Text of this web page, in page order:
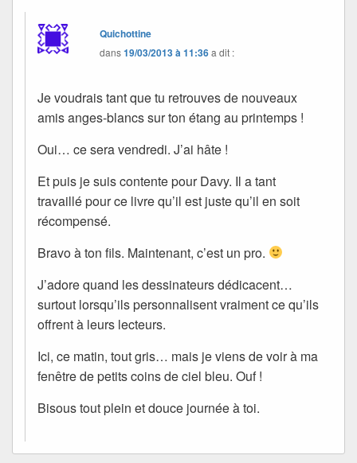
Quichottine
dans19/03/2013 à 11:36a dit :
Je voudrais tant que tu retrouves de nouveaux
amis anges-blancs sur ton étang au printemps !
Oui… ce sera vendredi. J’ai hâte !
Et puis je suis contente pour Davy. Il a tant
travaillé pour ce livre qu’il est juste qu’il en soit
récompensé.
Bravo à ton fils. Maintenant, c’est un pro.
J’adore quand les dessinateurs dédicacent…
surtout lorsqu’ils personnalisent vraiment ce qu’ils
offrent à leurs lecteurs.
Ici, ce matin, tout gris… mais je viens de voir à ma
fenêtre de petits coins de ciel bleu. Ouf !
Bisous tout plein et douce journée à toi.